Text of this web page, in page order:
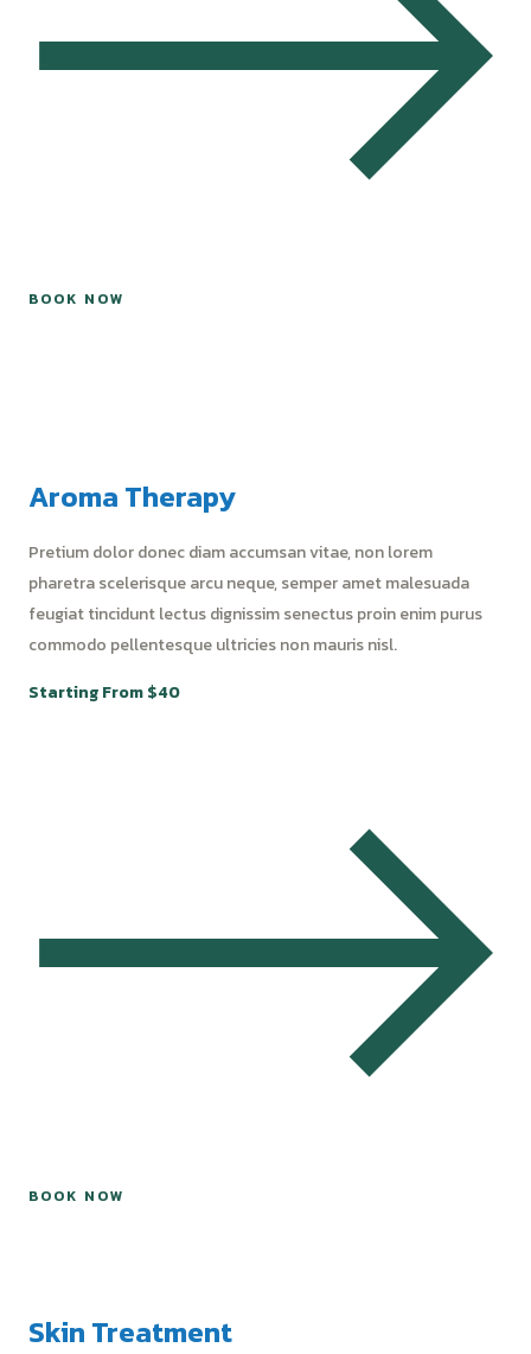
BOOK NOW
Aroma Therapy
Pretium dolor donec diam accumsan vitae, non lorem
pharetra scelerisque arcu neque, semper amet malesuada
feugiat tincidunt lectus dignissim senectus proin enim purus
commodo pellentesque ultricies non mauris nisl.
Starting From $40
BOOK NOW
Skin Treatment